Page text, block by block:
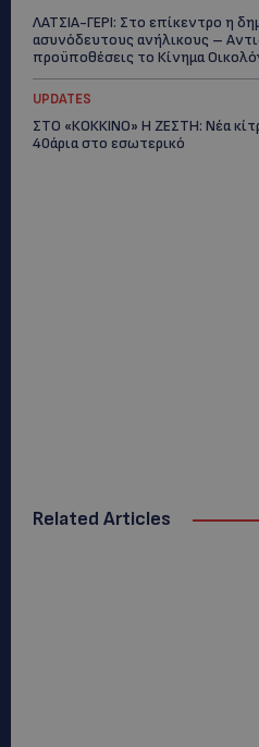
ΛΑΤΣΙΑ-ΓΕΡΙ: Στο επίκεντρο η
ασυνόδευτους ανήλικους –
προϋποθέσεις το Κίνημα
UPDATES
ΣΤΟ «ΚΟΚΚΙΝΟ» Η ΖΕΣΤΗ: Νέα
40άρια στο εσωτερικό
Related Articles